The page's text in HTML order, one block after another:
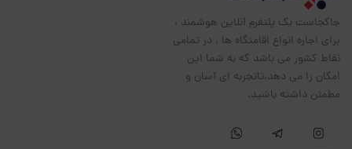
جاکجاست یک پلتفرم آنلاین هوشمند ،
برای اجاره انواع اقامتگاه ها ، در تمامی
نقاط کشور می باشد که به شما این
امکان را می دهد،تاتجربه ای آسان و
مطمئن داشته باشید.